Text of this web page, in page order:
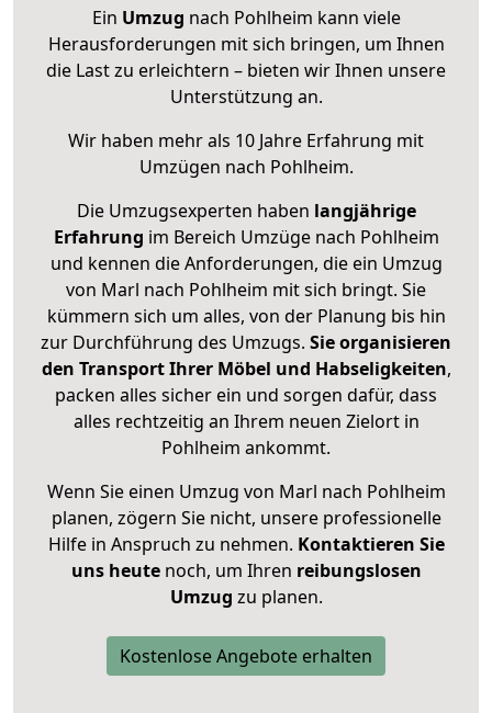
Ein Umzug nach Pohlheim kann viele
Herausforderungen mit sich bringen, um Ihnen
die Last zu erleichtern – bieten wir Ihnen unsere
Unterstützung an.
Wir haben mehr als 10 Jahre Erfahrung mit
Umzügen nach Pohlheim.
Die Umzugsexperten haben langjährige
Erfahrung im Bereich Umzüge nach Pohlheim
und kennen die Anforderungen, die ein Umzug
von Marl nach Pohlheim mit sich bringt. Sie
kümmern sich um alles, von der Planung bis hin
zur Durchführung des Umzugs. Sie organisieren
den Transport Ihrer Möbel und Habseligkeiten,
packen alles sicher ein und sorgen dafür, dass
alles rechtzeitig an Ihrem neuen Zielort in
Pohlheim ankommt.
Wenn Sie einen Umzug von Marl nach Pohlheim
planen, zögern Sie nicht, unsere professionelle
Hilfe in Anspruch zu nehmen. Kontaktieren Sie
uns heutenoch, um Ihren reibungslosen
Umzug zu planen.
Kostenlose Angebote erhalten